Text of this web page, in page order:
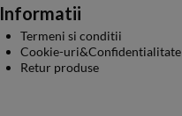
Informatii
Termeni si conditii
Cookie-uri&Confidentialitate
Retur produse